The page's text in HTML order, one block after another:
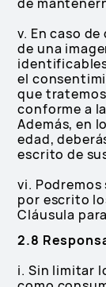
v. En caso
de una
el
que
conforme a
Además, en
edad,
escrito de
vi.
por escrito
Cláusula
2.8
i. Sin limitar